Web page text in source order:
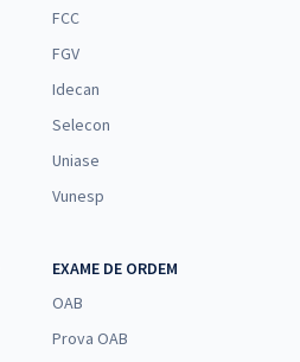
FCC
FGV
Idecan
Selecon
Uniase
Vunesp
EXAME DE ORDEM
OAB
Prova OAB